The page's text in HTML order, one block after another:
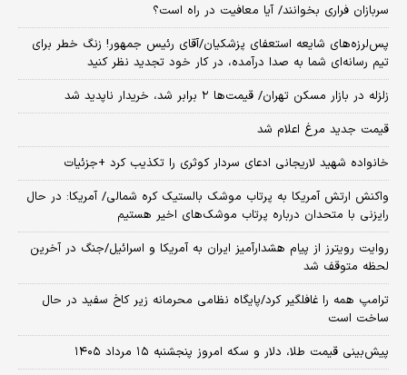
سربازان فراری بخوانند/ آیا معافیت در راه است؟
پس‌لرزه‌های شایعه استعفای پزشکیان/آقای رئیس جمهور! زنگ خطر برای
تیم رسانه‌ای شما به صدا درآمده، در کار خود تجدید نظر کنید
زلزله در بازار مسکن تهران/ قیمت‌ها ۲ برابر شد، خریدار ناپدید شد
قیمت جدید مرغ اعلام شد
خانواده شهید لاریجانی ادعای سردار کوثری را تکذیب کرد +جزئیات
واکنش ارتش آمریکا به پرتاب موشک بالستیک کره شمالی/ آمریکا: در حال
رایزنی با متحدان درباره پرتاب موشک‌های اخیر هستیم
روایت رویترز از پیام هشدارآمیز ایران به آمریکا و اسرائیل/جنگ در آخرین
لحظه متوقف شد
ترامپ همه را غافلگیر کرد/پایگاه نظامی محرمانه زیر کاخ سفید در حال
ساخت است
پیش‌بینی قیمت طلا، دلار و سکه امروز پنجشنبه ۱۵ مرداد ۱۴۰۵